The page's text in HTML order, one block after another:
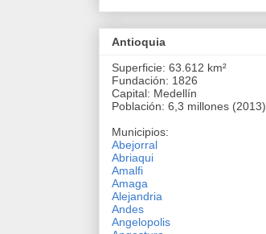
Antioquia
Superficie: 63.612 km²
Fundación: 1826
Capital: Medellín
Población: 6,3 millones (2013)
Municipios:
Abejorral
Abriaqui
Amalfi
Amaga
Alejandria
Andes
Angelopolis